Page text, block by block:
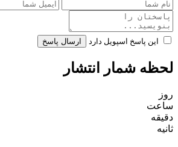
این پاسخ اسپویل دارد ارسال پاسخ
لحظه شمار انتشار
روز
ساعت
دقیقه
ثانیه